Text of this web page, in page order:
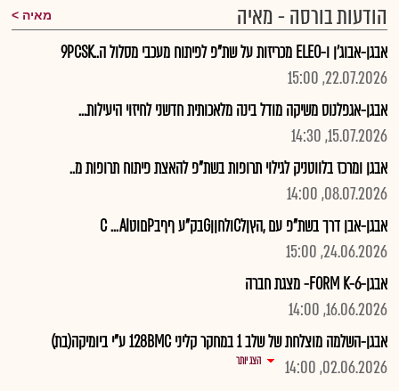
הודעות בורסה - מאיה מאיה
אבגן-אבוג'ן ו-ELEO מכריזות על שת"פ לפיתוח מעכבי מסלול ה..9PCSK
22.07.2026, 15:00
אבגן-אגפלנוס משיקה מודל בינה מלאכותית חדשני לחיזוי היעילות...
15.07.2026, 14:30
אבגן ומרכז בלווטניק לגילוי תרופות בשת"פ להאצת פיתוח תרופות מ..
08.07.2026, 14:00
אבגן-אבן דרך בשת"פ עם ,הץןלCולחןןGבק"ע ףףבPםוטC ...AI
24.06.2026, 15:00
אבגן-FORM K-6- מצגת חברה
16.06.2026, 14:00
אבגן-השלמה מוצלחת של שלב 1 במחקר קליני 128BMC ע"י ביומיקה(בת)
02.06.2026, 14:00
הצג יותר